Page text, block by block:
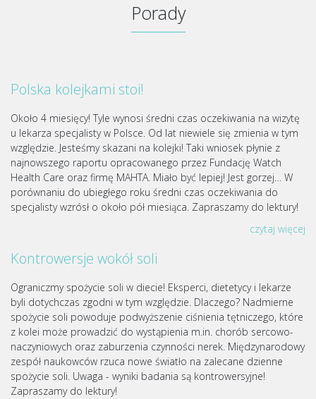
Porady
Polska kolejkami stoi!
Około 4 miesięcy! Tyle wynosi średni czas oczekiwania na wizytę
u lekarza specjalisty w Polsce. Od lat niewiele się zmienia w tym
względzie. Jesteśmy skazani na kolejki! Taki wniosek płynie z
najnowszego raportu opracowanego przez Fundację Watch
Health Care oraz firmę MAHTA. Miało być lepiej! Jest gorzej… W
porównaniu do ubiegłego roku średni czas oczekiwania do
specjalisty wzrósł o około pół miesiąca. Zapraszamy do lektury!
czytaj więcej
Kontrowersje wokół soli
Ograniczmy spożycie soli w diecie! Eksperci, dietetycy i lekarze
byli dotychczas zgodni w tym względzie. Dlaczego? Nadmierne
spożycie soli powoduje podwyższenie ciśnienia tętniczego, które
z kolei może prowadzić do wystąpienia m.in. chorób sercowo-
naczyniowych oraz zaburzenia czynności nerek. Międzynarodowy
zespół naukowców rzuca nowe światło na zalecane dzienne
spożycie soli. Uwaga - wyniki badania są kontrowersyjne!
Zapraszamy do lektury!